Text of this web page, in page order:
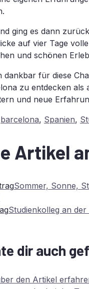
ging es dann
auf vier Tage
und schö­nen
dank­bar für die­se
zu ent­de­cken als
und neue
barcelona, Spanien,
Artikel
Som­mer, Son­ne,
Stu­di­en­kol­leg an der
dir auch